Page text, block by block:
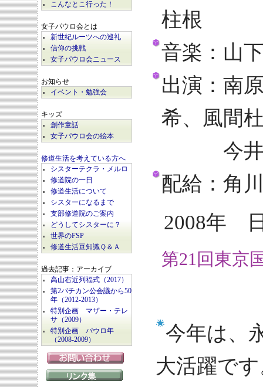
こんなとこ行った！
女子パウロ会とは
新世紀ルーツへの巡礼
信仰の挑戦
女子パウロ会ニュース
お知らせ
イベント・勉強会
キッズ
創作童話
女子パウロ会の絵本
修道生活を考えている方へ
シスターテクラ・メルロ
修道院の一日
修道生活について
シスターになるまで
支部修道院のご案内
どうしてシスターに？
世界のFSP
修道生活豆知識Ｑ＆Ａ
過去記事：アーカイブ
高山右近列福式（2017）
第2バチカン公会議から50
年（2012-2013）
特別企画 マザー・テレ
サ（2009）
特別企画 パウロ年
（2008-2009）
柱根
音楽：山
出演：南
希、風間
今井雅
配給：角
2008年
第21回東京
今年は、
大活躍で